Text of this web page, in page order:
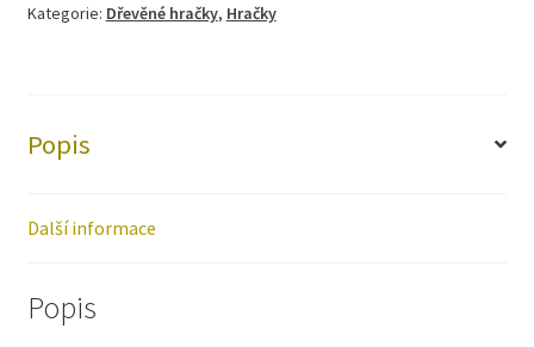
Kategorie: Dřevěné hračky, Hračky
Popis
Další informace
Popis